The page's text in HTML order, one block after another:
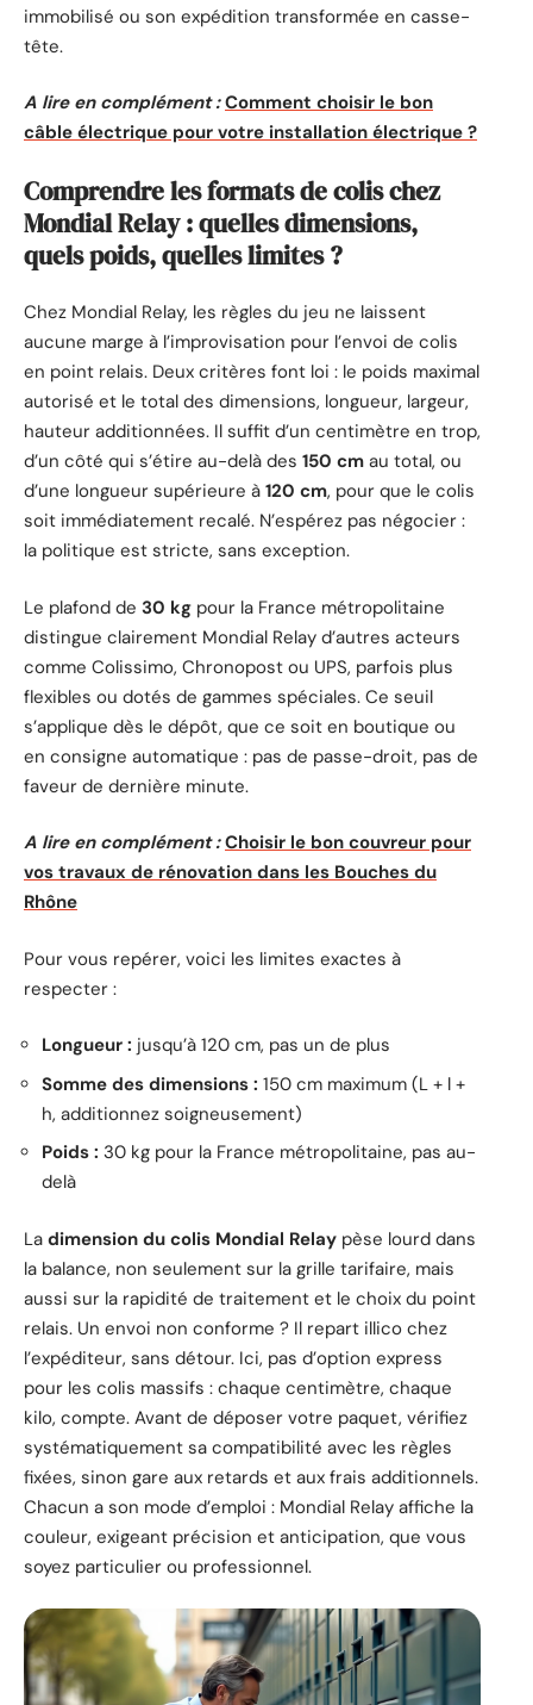
immobilisé ou son expédition transformée en casse-
tête.
A lire en complément : Comment choisir le bon
câble électrique pour votre installation électrique ?
Comprendre les formats de colis chez
Mondial Relay : quelles dimensions,
quels poids, quelles limites ?
Chez Mondial Relay, les règles du jeu ne laissent
aucune marge à l’improvisation pour l’envoi de colis
en point relais. Deux critères font loi : le poids maximal
autorisé et le total des dimensions, longueur, largeur,
hauteur additionnées. Il suffit d’un centimètre en trop,
d’un côté qui s’étire au-delà des 150 cm au total, ou
d’une longueur supérieure à 120 cm, pour que le colis
soit immédiatement recalé. N’espérez pas négocier :
la politique est stricte, sans exception.
Le plafond de 30 kg pour la France métropolitaine
distingue clairement Mondial Relay d’autres acteurs
comme Colissimo, Chronopost ou UPS, parfois plus
flexibles ou dotés de gammes spéciales. Ce seuil
s’applique dès le dépôt, que ce soit en boutique ou
en consigne automatique : pas de passe-droit, pas de
faveur de dernière minute.
A lire en complément : Choisir le bon couvreur pour
vos travaux de rénovation dans les Bouches du
Rhône
Pour vous repérer, voici les limites exactes à
respecter :
Longueur : jusqu’à 120 cm, pas un de plus
Somme des dimensions : 150 cm maximum (L + l +
h, additionnez soigneusement)
Poids : 30 kg pour la France métropolitaine, pas au-
delà
La dimension du colis Mondial Relay pèse lourd dans
la balance, non seulement sur la grille tarifaire, mais
aussi sur la rapidité de traitement et le choix du point
relais. Un envoi non conforme ? Il repart illico chez
l’expéditeur, sans détour. Ici, pas d’option express
pour les colis massifs : chaque centimètre, chaque
kilo, compte. Avant de déposer votre paquet, vérifiez
systématiquement sa compatibilité avec les règles
fixées, sinon gare aux retards et aux frais additionnels.
Chacun a son mode d’emploi : Mondial Relay affiche la
couleur, exigeant précision et anticipation, que vous
soyez particulier ou professionnel.